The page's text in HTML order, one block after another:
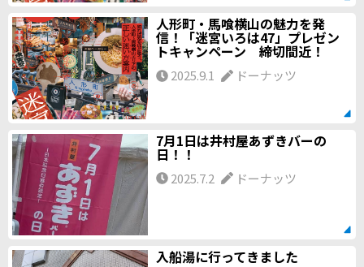
人形町・馬喰横山の魅力を発
信！「迷宮いろは47」プレゼン
トキャンペーン 締切間近！
2025.9.1 ドーナッツ
7月1日は井村屋あずきバーの
日！！
2025.7.2 ドーナッツ
入船湯に行ってきました